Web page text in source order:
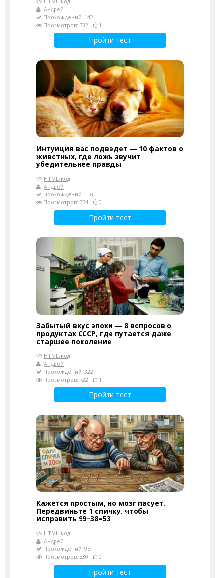
Андрей
Прохождений: 142
Просмотров: 332
1
Пройти тест
Интуиция вас подведет — 10 фактов о
животных, где ложь звучит
убедительнее правды
HTML-код
Андрей
Прохождений: 118
Просмотров: 354
0
Пройти тест
Забытый вкус эпохи — 8 вопросов о
продуктах СССР, где путается даже
старшее поколение
HTML-код
Андрей
Прохождений: 322
Просмотров: 722
1
Пройти тест
Кажется простым, но мозг пасует.
Передвиньте 1 спичку, чтобы
исправить 99−38=53
HTML-код
Андрей
Прохождений: 95
Просмотров: 330
0
Пройти тест